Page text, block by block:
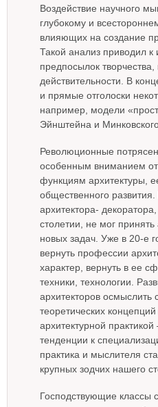
Воздействие научного
глубокому и
влияющих на создание
Такой анализ приводил
предпосылок творчества,
действительности. В
и прямые отголоски
например, модели
Эйнштейна и
Революционные
особенным вниманием
функциям архитектуры,
общественного
архитектора-
столетии, не мог
новых задач. Уже в 20-е
вернуть профессии
характер, вернуть в ее
техники, технологии.
архитекторов осмыслить
теоретических
архитектурной
тенденции к
практика и мыслителя
крупных зодчих нашего
Господствующие классы